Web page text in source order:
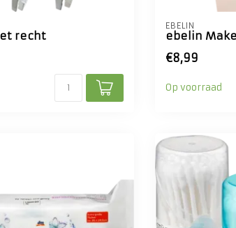
recht
EBELIN
ebelin
€8,99
Op voorraad